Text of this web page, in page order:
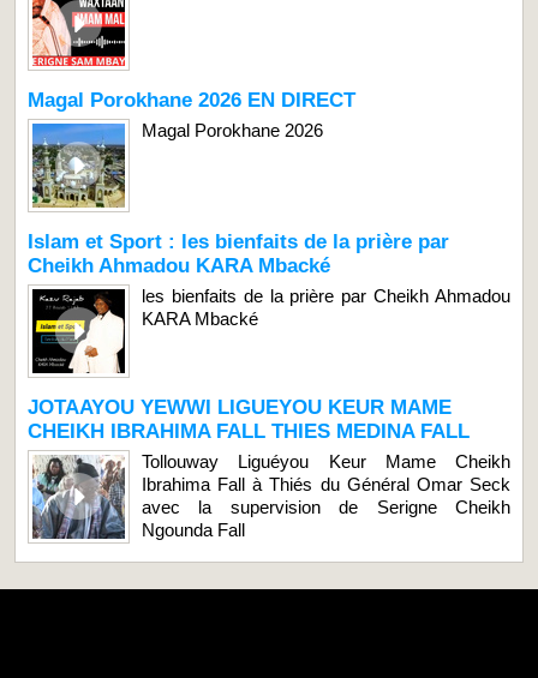
Magal Porokhane 2026 EN DIRECT
Magal Porokhane 2026
Islam et Sport : les bienfaits de la prière par
Cheikh Ahmadou KARA Mbacké
les bienfaits de la prière par Cheikh Ahmadou
KARA Mbacké
JOTAAYOU YEWWI LIGUEYOU KEUR MAME
CHEIKH IBRAHIMA FALL THIES MEDINA FALL
Tollouway Liguéyou Keur Mame Cheikh
Ibrahima Fall à Thiés du Général Omar Seck
avec la supervision de Serigne Cheikh
Ngounda Fall